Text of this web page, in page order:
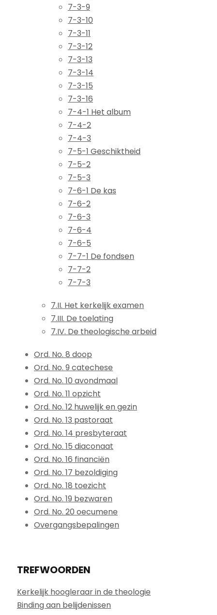
7-3-9
7-3-10
7-3-11
7-3-12
7-3-13
7-3-14
7-3-15
7-3-16
7-4-1 Het album
7-4-2
7-4-3
7-5-1 Geschiktheid
7-5-2
7-5-3
7-6-1 De kas
7-6-2
7-6-3
7-6-4
7-6-5
7-7-1 De fondsen
7-7-2
7-7-3
7.II. Het kerkelijk examen
7.III. De toelating
7.IV. De theologische arbeid
Ord. No. 8 doop
Ord. No. 9 catechese
Ord. No. 10 avondmaal
Ord. No. 11 opzicht
Ord. No. 12 huwelijk en gezin
Ord. No. 13 pastoraat
Ord. No. 14 presbyteraat
Ord. No. 15 diaconaat
Ord. No. 16 financiën
Ord. No. 17 bezoldiging
Ord. No. 18 toezicht
Ord. No. 19 bezwaren
Ord. No. 20 oecumene
Overgangsbepalingen
TREFWOORDEN
Kerkelijk hoogleraar in de theologie
Binding aan belijdenissen